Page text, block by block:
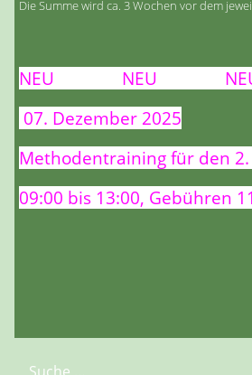
Die Summe wird ca. 3 Wochen vor dem
NEU NEU
07. Dezember 2025
Methodentraining für den
09:00 bis 13:00, Gebühren
Suchen